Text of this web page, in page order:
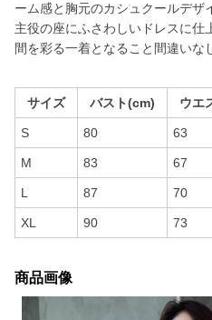
ーム感と胸元のカシュクールデザ
主役の座にふさわしいドレスに仕
間を彩る一着となること間違いな
サイズ バスト(cm) ウエ
S 80 63
M 83 67
L 87 70
XL 90 73
商品画像